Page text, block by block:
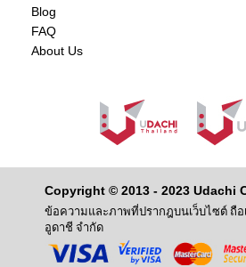
Blog
FAQ
About Us
Copyright © 2013 - 2023 Udachi
ข้อความและภาพที่ปรากฎบนเว็บไซต์ ถื
อูดาชี จำกัด